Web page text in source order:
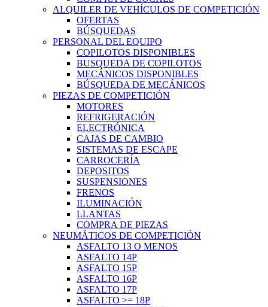
ALQUILER DE VEHÍCULOS DE COMPETICIÓN
OFERTAS
BÚSQUEDAS
PERSONAL DEL EQUIPO
COPILOTOS DISPONIBLES
BUSQUEDA DE COPILOTOS
MECÁNICOS DISPONIBLES
BÚSQUEDA DE MECÁNICOS
PIEZAS DE COMPETICIÓN
MOTORES
REFRIGERACIÓN
ELECTRÓNICA
CAJAS DE CAMBIO
SISTEMAS DE ESCAPE
CARROCERÍA
DEPOSITOS
SUSPENSIONES
FRENOS
ILUMINACIÓN
LLANTAS
COMPRA DE PIEZAS
NEUMÁTICOS DE COMPETICIÓN
ASFALTO 13 O MENOS
ASFALTO 14P
ASFALTO 15P
ASFALTO 16P
ASFALTO 17P
ASFALTO >= 18P